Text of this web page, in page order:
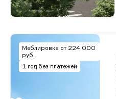
Меблировка от 224 000
руб.
1 год без платежей